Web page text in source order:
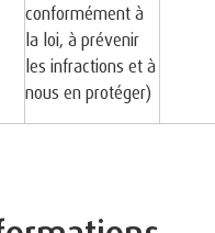
conformément à
la loi, à prévenir
les infractions et à
nous en protéger)